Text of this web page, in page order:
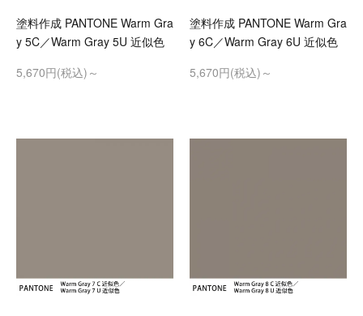
塗料作成 PANTONE Warm Gra
y 5C／Warm Gray 5U 近似色
5,670円(税込)～
塗料作成 PANTONE Warm Gra
y 6C／Warm Gray 6U 近似色
5,670円(税込)～